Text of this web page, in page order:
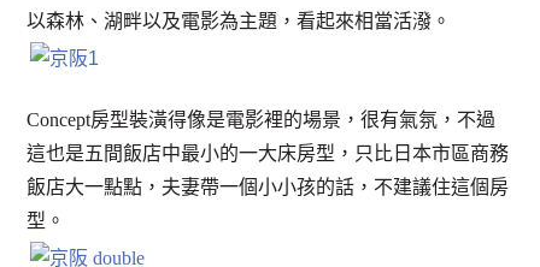
以森林、湖畔以及電影為主題，看起來相當活潑。
Concept房型裝潢得像是電影裡的場景，很有氣氛，不過
這也是五間飯店中最小的一大床房型，只比日本市區商務
飯店大一點點，夫妻帶一個小小孩的話，不建議住這個房
型。